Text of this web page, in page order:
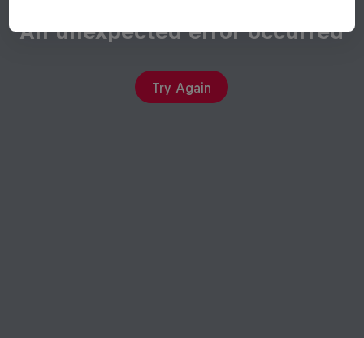
An unexpected error occurred
Try Again